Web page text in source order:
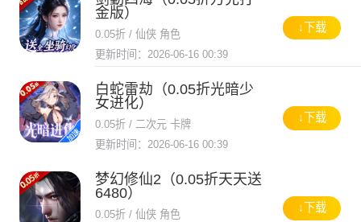
金版）
0.05折 / 仙侠 角色
更新时间：2026-06-16 00:39
↓下载
白蛇雷劫（0.05折光暗少
女进化）
0.05折 / 二次元 卡牌
更新时间：2026-06-16 00:39
↓下载
梦幻修仙2（0.05折天天送
6480）
0.05折 / 仙侠 角色
↓下载